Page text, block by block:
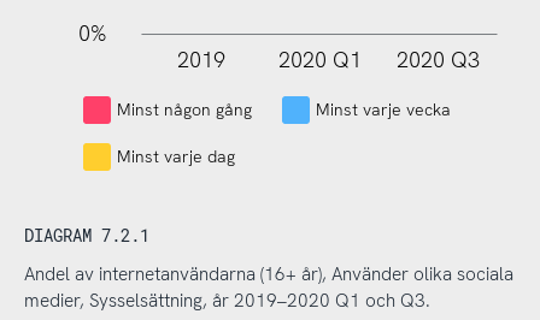
0%
L
2019 2020 Q1 2020 Q3
Minst någon gång Minst varje vecka
Minst varje dag
DIAGRAM 7.2.1
Andel av internetanvändarna (16+ år), Använder olika sociala
medier, Sysselsättning, år 2019–2020 Q1 och Q3.